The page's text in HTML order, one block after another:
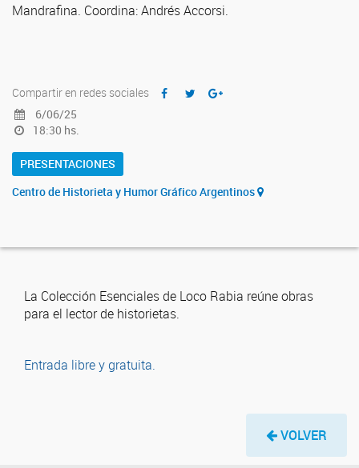
Mandrafina. Coordina: Andrés Accorsi.
Compartir en redes sociales
6/06/25
18:30 hs.
PRESENTACIONES
Centro de Historieta y Humor Gráfico Argentinos
La Colección Esenciales de Loco Rabia reúne obras
para el lector de historietas.
Entrada libre y gratuita.
VOLVER